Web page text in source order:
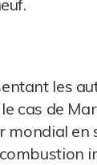
les
cas de
mondial